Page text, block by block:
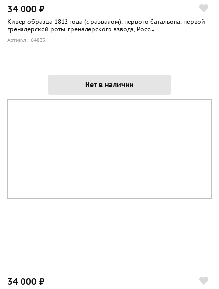
34 000 ₽
Кивер образца 1812 года (с развалом), первого батальона, первой
гренадерской роты, гренадерского взвода, Росс...
Артикул: 64833
Нет в наличии
34 000 ₽